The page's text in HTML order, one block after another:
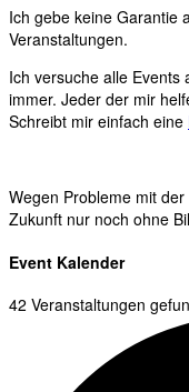
Ich gebe keine Garantie
Veranstaltungen.
Ich versuche alle
immer. Jeder der mir
Schreibt mir einfach eine
Wegen Probleme mit
Zukunft nur noch ohne
Event Kalender
42 Veranstaltungen